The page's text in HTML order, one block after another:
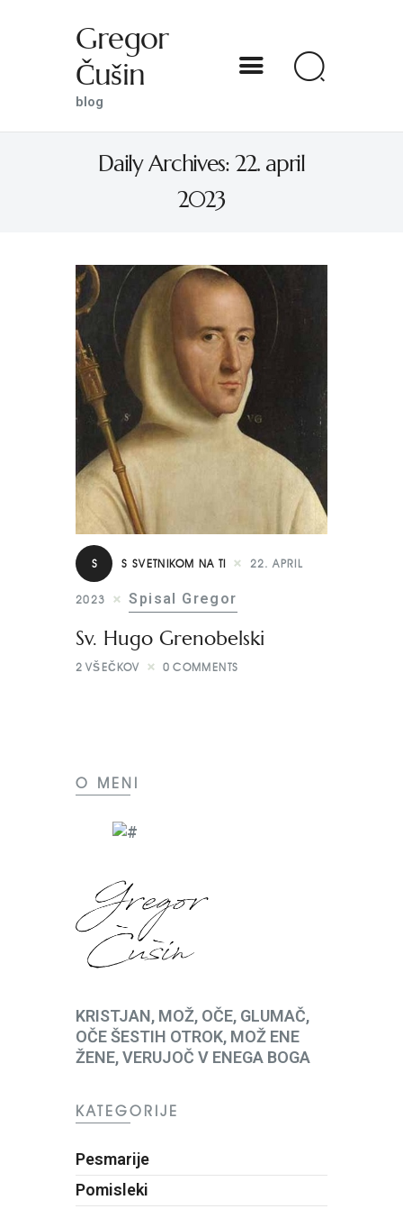
Gregor
Čušin
blog
Daily Archives: 22. april
2023
DOMOV
S SVETNIKOM NA TI
PREDSTAVE
KNJIGE
KONTAKT
S S SVETNIKOM NA TI 22. APRIL
2023 Spisal Gregor
Sv. Hugo Grenobelski
2 VŠEČKOV 0 COMMENTS
O MENI
KRISTJAN, MOŽ, OČE, GLUMAČ,
OČE ŠESTIH OTROK, MOŽ ENE
ŽENE, VERUJOČ V ENEGA BOGA
KATEGORIJE
Pesmarije
Pomisleki